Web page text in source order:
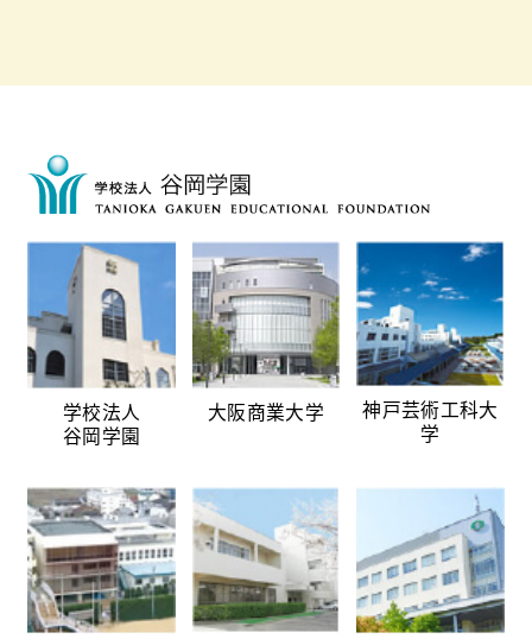
学校法人
谷岡学園
大阪商業大学
神戸芸術工科大
学